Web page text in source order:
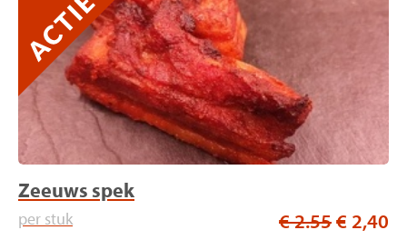
Zeeuws spek
per stuk € 2.55€ 2,40